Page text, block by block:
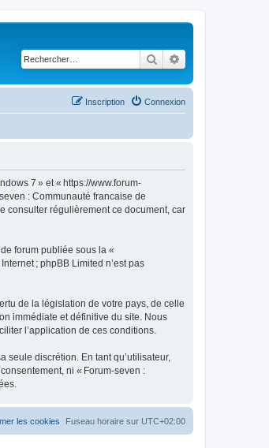
Rechercher
Connexion
Inscription
7 » et « https://www.forum-
: Communauté francaise de
consulter régulièrement ce document, car
forum publiée sous la «
; phpBB Limited n’est pas
de la législation de votre pays, de celle
immédiate et définitive du site. Nous
l’application de ces conditions.
seule discrétion. En tant qu’utilisateur,
ni « Forum-seven :
Fuseau horaire sur UTC+02:00
les cookies